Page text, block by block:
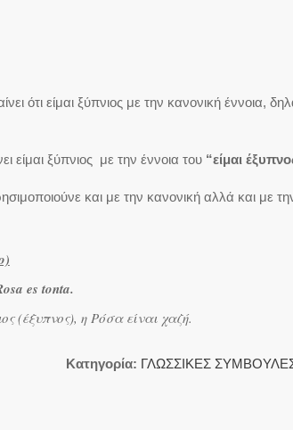
ότι είμαι ξύπνιος με την κανονική έννοια,
είμαι ξύπνιος με την έννοια του “είμαι
και με την κανονική αλλά και με
es tonta.
(έξυπνος), η Ρόσα είναι χαζή.
Κατηγορία: ΓΛΩΣΣΙΚΕΣ